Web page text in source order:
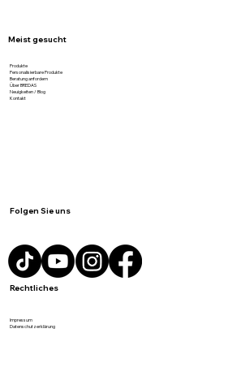
Meist gesucht
Produkte
Personalisierbare Produkte
Beratung anfordern
Über BREDAS
Neuigkeiten / Blog
Kontakt
Folgen Sie uns
Rechtliches
Impressum
Datenschutzerklärung